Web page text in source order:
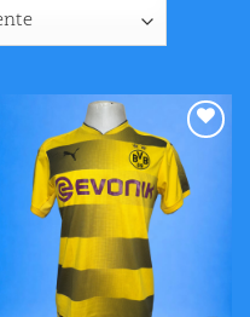
Adicionar
aos meus
desejos